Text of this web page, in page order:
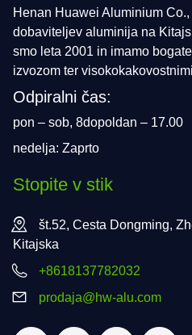
Henan Huawei Aluminium
dobaviteljev aluminija na
smo leta 2001 in imamo
izvozom ter
Odpiralni čas:
pon – sob, 8dopoldan – 17.00
nedelja: Zaprto
Stopite v stik
št.52, Cesta Dongming,
Kitajska
+8618137782032
prodaja@hw-alu.com